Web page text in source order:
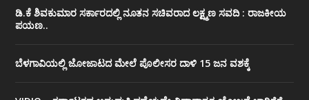
ಡಿ.ಕೆ ಶಿವಕುಮಾರ ಸರ್ಕಾರದಲ್ಲಿ ನೂತನ ಸಚಿವರಾದ ಲಕ್ಷ್ಮಣ ಸವದಿ : ರಾಜಕೀಯ
ಪಯಣ..
ಬೆಳಗಾವಿಯಲ್ಲಿ ಜೋಜಾಟದ ಮೇಲೆ ಪೊಲೀಸರ ದಾಳಿ 15 ಜನ ವಶಕ್ಕೆ